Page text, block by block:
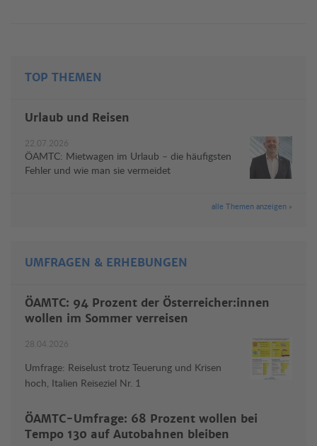
TOP THEMEN
Urlaub und Reisen
22.07.2026
ÖAMTC: Mietwagen im Urlaub – die häufigsten
Fehler und wie man sie vermeidet
alle Themen anzeigen »
UMFRAGEN & ERHEBUNGEN
ÖAMTC: 94 Prozent der Österreicher:innen
wollen im Sommer verreisen
28.04.2026
Umfrage: Reiselust trotz Teuerung und Krisen
hoch, Italien Reiseziel Nr. 1
ÖAMTC-Umfrage: 68 Prozent wollen bei
Tempo 130 auf Autobahnen bleiben